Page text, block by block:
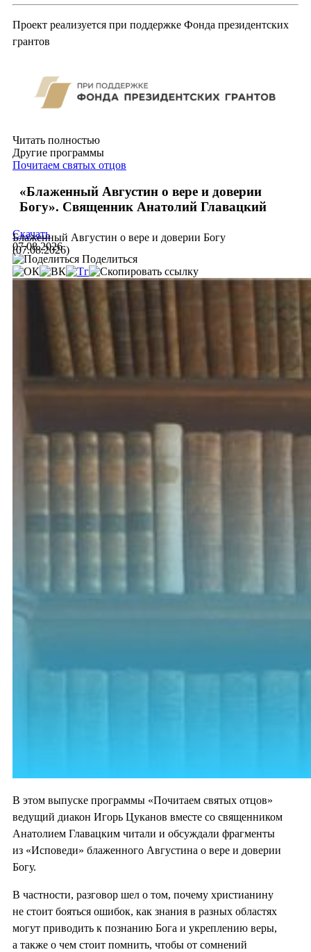
Проект реализуется при поддержке Фонда президентских
грантов
Читать полностью
Другие программы
Почитаем святых отцов
«Блаженный Августин о вере и доверии
Богу». Священник Анатолий Главацкий
Блаженный Августин о вере и доверии Богу
(07.08.2026)
Скачать
07.08.2026
Поделиться
В этом выпуске программы «Почитаем святых отцов»
ведущий диакон Игорь Цуканов вместе со священником
Анатолием Главацким читали и обсуждали фрагменты
из «Исповеди» блаженного Августина о вере и доверии
Богу.
В частности, разговор шел о том, почему христианину
не стоит бояться ошибок, как знания в разных областях
могут приводить к познанию Бога и укреплению веры,
а также о чем стоит помнить, чтобы от сомнений